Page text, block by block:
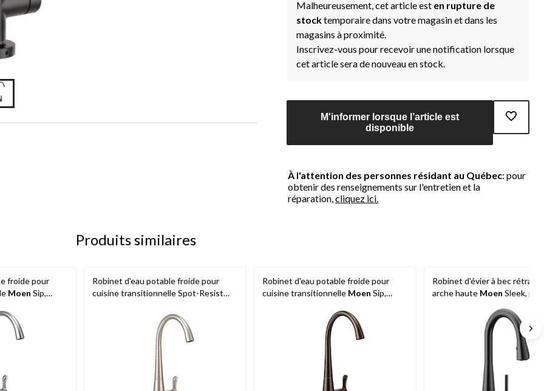
Malheureusement, cet article est en rupture de
stocktemporaire dans votre magasin et dans les
magasins à proximité.
Inscrivez-vous pour recevoir une notification lorsque
cet article sera de nouveau en stock.
M'informer lorsque l’article est
disponible
À l'attention des personnes résidant au Québec: pour
obtenir des renseignements sur l'entretien et la
réparation,cliquez ici.
Produits similaires
froide pour
Moen Sip,
Robinet d'eau potable froide pour
cuisine transitionnelle Spot-Resist
Robinet d'eau potable froide pour
cuisine transitionnelle Moen Sip,
Robinet d'évier à bec
arche haute Moen Sleek,